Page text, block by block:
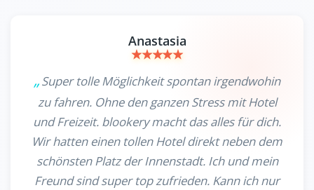
Anastasia
Super tolle Möglichkeit spontan irgendwohin
zu fahren. Ohne den ganzen Stress mit Hotel
und Freizeit. blookery macht das alles für dich.
Wir hatten einen tollen Hotel direkt neben dem
schönsten Platz der Innenstadt. Ich und mein
Freund sind super top zufrieden. Kann ich nur